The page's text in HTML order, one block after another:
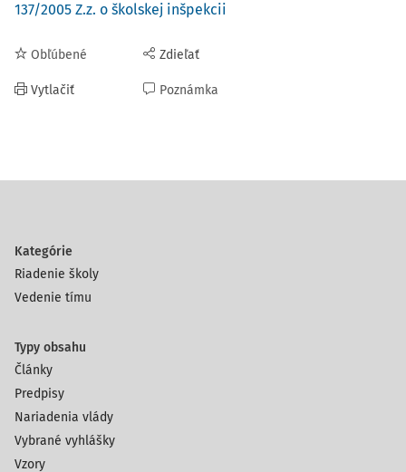
137/2005 Z.z. o školskej inšpekcii
Obľúbené
Vytlačiť
Zdieľať
Poznámka
Kategórie
Riadenie školy
Vedenie tímu
Typy obsahu
Články
Predpisy
Nariadenia vlády
Vybrané vyhlášky
Vzory